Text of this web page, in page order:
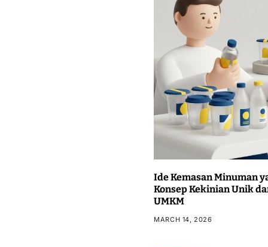
Ide Kemasan Minuman
Konsep Kekinian Unik
UMKM
MARCH 14, 2026